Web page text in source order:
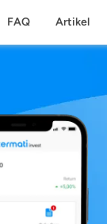
FAQ Artikel